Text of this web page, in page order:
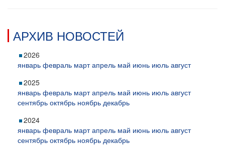
АРХИВ НОВОСТЕЙ
2026
январь февраль март апрель май июнь июль август
2025
январь февраль март апрель май июнь июль август
сентябрь октябрь ноябрь декабрь
2024
январь февраль март апрель май июнь июль август
сентябрь октябрь ноябрь декабрь